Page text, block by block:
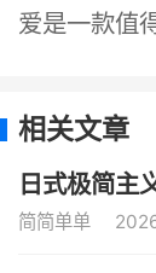
爱是一款值
相关文章
日式极简主
简简单单